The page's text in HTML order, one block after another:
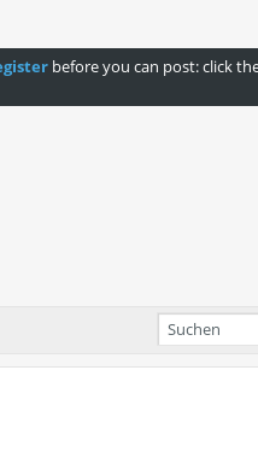
before you can post: click